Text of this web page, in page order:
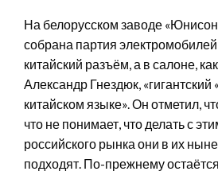
На белорусском заводе
собрана партия
китайский разъём, а в салоне,
Александр Гнездюк, «гигантский
китайском языке». Он отметил,
что не понимает, что делать с
российского рынка они в их
подходят. По-прежнему